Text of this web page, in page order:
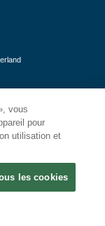
vous
pour
utilisation et
les cookies